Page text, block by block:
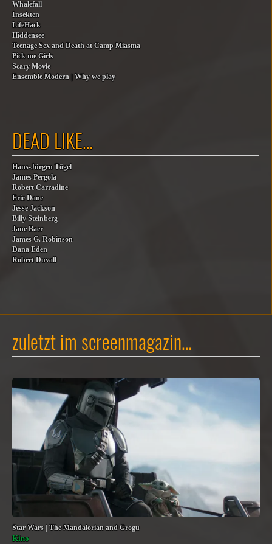
Whalefall
Insekten
LifeHack
Hiddensee
Teenage Sex and Death at Camp Miasma
Pick me Girls
Scary Movie
Ensemble Modern | Why we play
DEAD LIKE…
Hans-Jürgen Tögel
James Pergola
Robert Carradine
Eric Dane
Jesse Jackson
Billy Steinberg
Jane Baer
James G. Robinson
Dana Eden
Robert Duvall
zuletzt im screenmagazin…
Star Wars | The Mandalorian and Grogu
Kino